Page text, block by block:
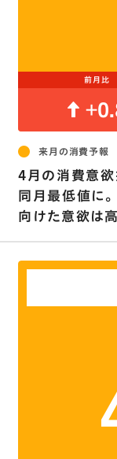
前月比
来月の消費予報
4月の消費意
同月最低値に
向けた意欲は